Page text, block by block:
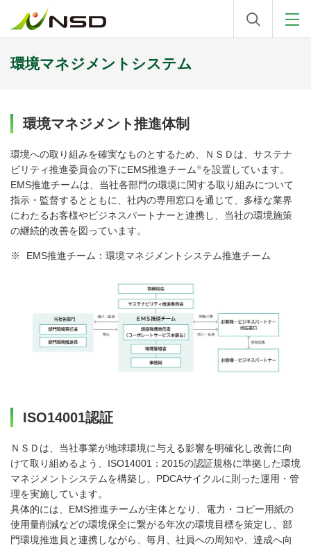
環境マネジメントシステム
環境マネジメント推進体制
環境への取り組みを確実なものとするため、ＮＳＤは、サステナ
ビリティ推進委員会の下にEMS推進チーム ※ を設置しています。
EMS推進チームは、当社各部門の環境に関する取り組みについて
指示・監督するとともに、社内の専用窓口を通じて、多様な業界
にわたるお客様やビジネスパートナーと連携し、当社の環境施策
の継続的改善を図っています。
※ EMS推進チーム：環境マネジメントシステム推進チーム
ISO14001認証
ＮＳＤは、当社事業が地球環境に与える影響を明確化し改善に向
けて取り組めるよう、ISO14001：2015の認証規格に準拠した環境
マネジメントシステムを構築し、PDCAサイクルに則った運用・管
理を実施しています。
具体的には、EMS推進チームが主体となり、電力・コピー用紙の
使用量削減などの環境保全に繋がる年次の環境目標を策定し、部
門環境推進員と連携しながら、毎月、社員への周知や、達成へ向